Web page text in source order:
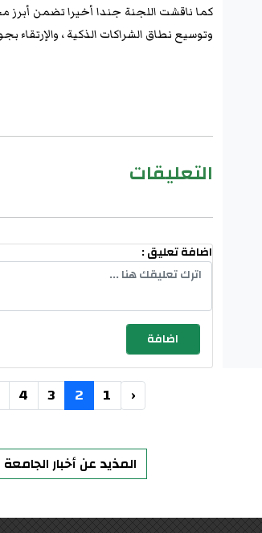
وتوسيع نطاق الشراكات الذكية ، والإرتقاء
التعليقات
اضافة تعليق :
‹
1
2
3
4
المذيد عن أخبار الجامعة